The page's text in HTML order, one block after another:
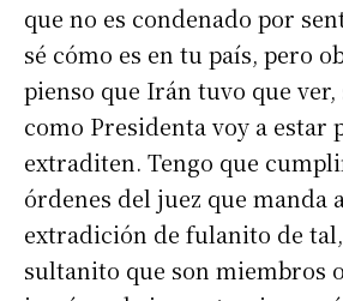
que no es condenado por
sé cómo es en tu país, pero
pienso que Irán tuvo que
como Presidenta voy a estar
extraditen. Tengo que
órdenes del juez que manda
extradición de fulanito de
sultanito que son miembros